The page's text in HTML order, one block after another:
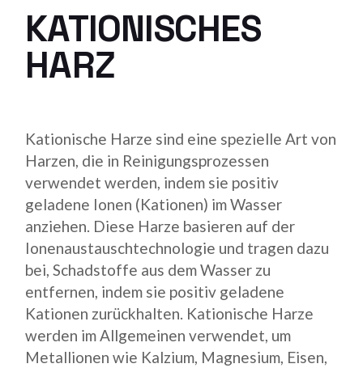
KATIONISCHES
HARZ
Kationische Harze sind eine spezielle Art von
Harzen, die in Reinigungsprozessen
verwendet werden, indem sie positiv
geladene Ionen (Kationen) im Wasser
anziehen. Diese Harze basieren auf der
Ionenaustauschtechnologie und tragen dazu
bei, Schadstoffe aus dem Wasser zu
entfernen, indem sie positiv geladene
Kationen zurückhalten. Kationische Harze
werden im Allgemeinen verwendet, um
Metallionen wie Kalzium, Magnesium, Eisen,